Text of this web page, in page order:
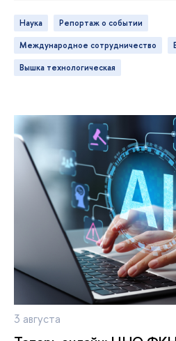
Наука
репортаж о событии
международное сотрудничество
ышка технологическая
3 августа